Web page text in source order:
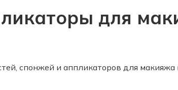
для
спонжей и аппликаторов для